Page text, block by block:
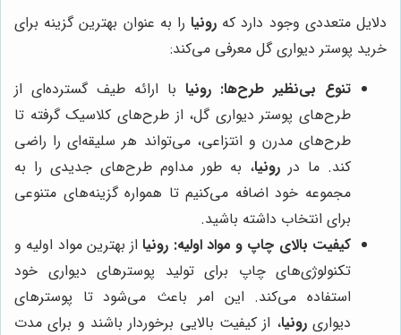
دلایل متعددی وجود دارد که رونیارا به عنوان بهترین گزینه برای
خرید پوستر دیواری گل معرفی می‌کند:
تنوع بی‌نظیر طرح‌ها: رونیا با ارائه طیف گسترده‌ای از
طرح‌های پوستر دیواری گل، از طرح‌های کلاسیک گرفته تا
طرح‌های مدرن و انتزاعی، می‌تواند هر سلیقه‌ای را راضی
کند. ما در رونیا، به طور مداوم طرح‌های جدیدی را به
مجموعه خود اضافه می‌کنیم تا همواره گزینه‌های متنوعی
برای انتخاب داشته باشید.
کیفیت بالای چاپ و مواد اولیه: رونیااز بهترین مواد اولیه و
تکنولوژی‌های چاپ برای تولید پوسترهای دیواری خود
استفاده می‌کند. این امر باعث می‌شود تا پوسترهای
دیواریرونیا، از کیفیت بالایی برخوردار باشند و برای مدت